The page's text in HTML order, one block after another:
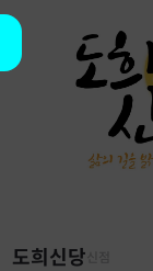
도희신당